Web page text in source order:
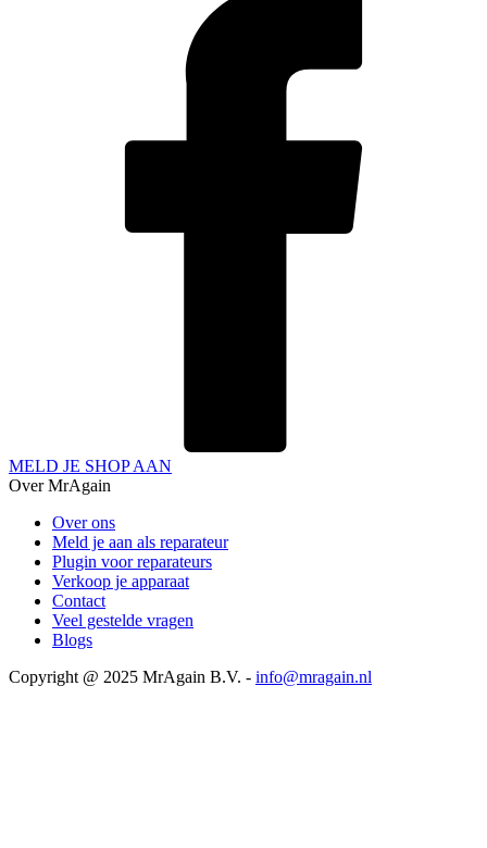
MELD JE SHOP AAN
Over MrAgain
Over ons
Meld je aan als reparateur
Plugin voor reparateurs
Verkoop je apparaat
Contact
Veel gestelde vragen
Blogs
Copyright @ 2025 MrAgain B.V. - info@mragain.nl